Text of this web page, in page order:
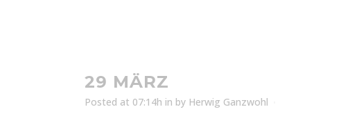
29 MÄRZ
Posted at 07:14h in by Herwig Ganzwohl